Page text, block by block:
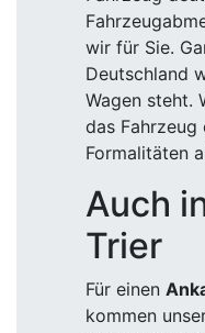
kommen
Sie zu und
beim
Fragen,
zahlreichen
Anrufund
an: